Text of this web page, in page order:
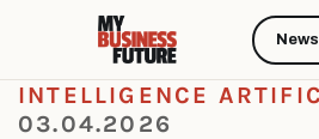
INTELLIGENCE
03.04.2026